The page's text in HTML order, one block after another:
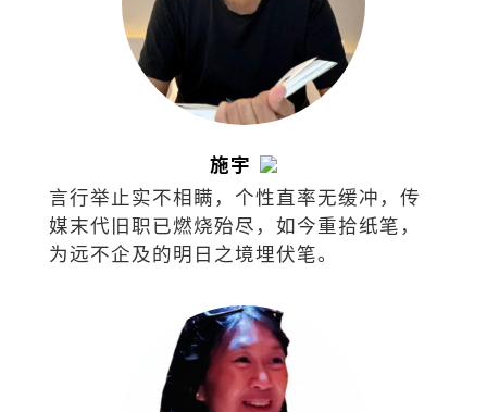
施宇
言行举止实不相瞒，个性直率无缓冲，传
媒末代旧职已燃烧殆尽，如今重拾纸笔，
为远不企及的明日之境埋伏笔。